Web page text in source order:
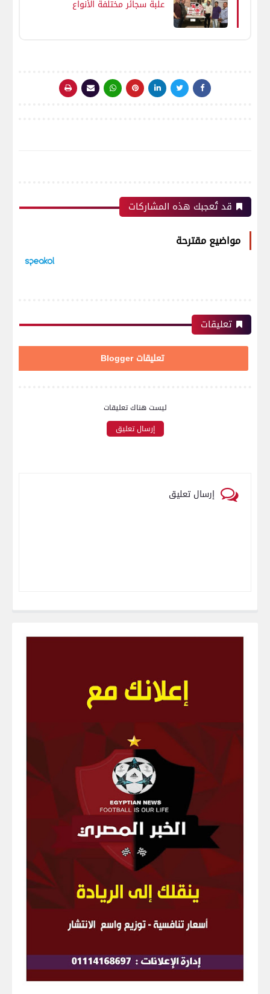
علبة سجائر مختلفة الأنواع
قد تُعجبك هذه المشاركات
مواضيع مقترحة
تعليقات
تعليقات Blogger
ليست هناك تعليقات
إرسال تعليق
إرسال تعليق